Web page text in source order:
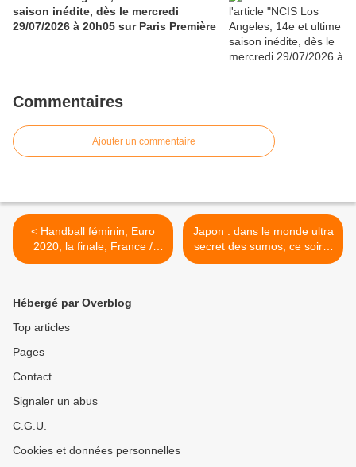
saison inédite, dès le mercredi
29/07/2026 à 20h05 sur Paris Première
Commentaires
Ajouter un commentaire
< Handball féminin, Euro
2020, la finale, France /
Norvège, aujourd’hui à
Japon : dans le monde ultra
secret des sumos, ce soir à
23h10 dans Enquête
Hébergé par Overblog
Top articles
Pages
Contact
Signaler un abus
C.G.U.
Cookies et données personnelles